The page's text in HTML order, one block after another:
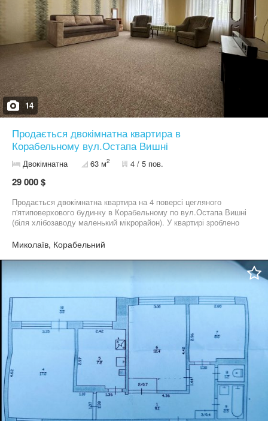
14
Продається двокімнатна квартира в
Корабельному вул.Остапа Вишні
Двокімнатна 63 м2 4 / 5 пов.
29 000 $
Продається двокімнатна квартира на 4 поверсі цегляного
п'ятиповерхового будинку в Корабельному по вул.Остапа Вишні
(біля хлібозаводу маленький мікрорайон). У квартирі зроблено
сантехніку, вирівняно підлогу, встановлено водяний насос. Дуже
тепла. Залишаються меблі та велика побутова техніка, штори-
гардини. Запрошую до перегляду та придбання цієї чудової
квартири, телефонуйте!
Миколаїв, Корабельний